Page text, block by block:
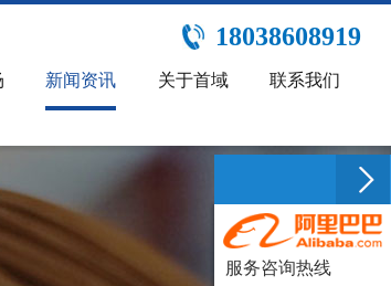
18038608919
新闻资讯 关于首域 联系我们
服务咨询热线